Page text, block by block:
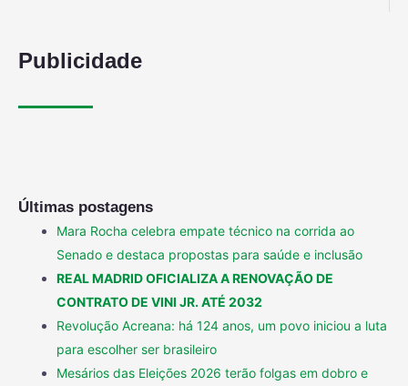
Publicidade
Últimas postagens
Mara Rocha celebra empate técnico na corrida ao
Senado e destaca propostas para saúde e inclusão
REAL MADRID OFICIALIZA A RENOVAÇÃO DE
CONTRATO DE VINI JR. ATÉ 2032
Revolução Acreana: há 124 anos, um povo iniciou a luta
para escolher ser brasileiro
Mesários das Eleições 2026 terão folgas em dobro e